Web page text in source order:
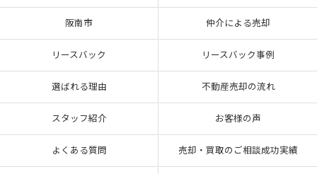
阪南市 仲介による売却
リースバック リースバック事例
選ばれる理由 不動産売却の流れ
スタッフ紹介 お客様の声
よくある質問 売却・買取のご相談成功実績